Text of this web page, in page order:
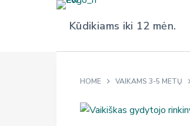
Kūdikiams iki 12 mėn.
HOME VAIKAMS 3-5 METŲ